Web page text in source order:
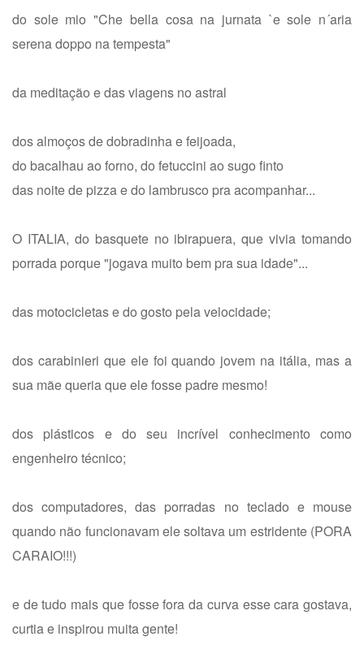
do sole mio "Che bella cosa na jurnata `e sole n´aria
serena doppo na tempesta"
da meditação e das viagens no astral
dos almoços de dobradinha e feijoada,
do bacalhau ao forno, do fetuccini ao sugo finto
das noite de pizza e do lambrusco pra acompanhar...
O ITALIA, do basquete no ibirapuera, que vivia tomando
porrada porque "jogava muito bem pra sua idade"...
das motocicletas e do gosto pela velocidade;
dos carabinieri que ele foi quando jovem na itália, mas a
sua mãe queria que ele fosse padre mesmo!
dos plásticos e do seu incrível conhecimento como
engenheiro técnico;
dos computadores, das porradas no teclado e mouse
quando não funcionavam ele soltava um estridente (PORA
CARAIO!!!)
e de tudo mais que fosse fora da curva esse cara gostava,
curtia e inspirou muita gente!